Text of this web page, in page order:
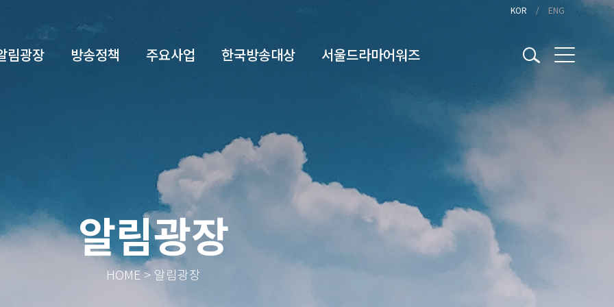
KOR ENG
림광장 방송정책 주요사업 한국방송대상 서울드라마어워즈
알림광장
HOME > 알림광장